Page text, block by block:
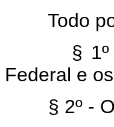
Todo
§
Federal e
§ 2º -